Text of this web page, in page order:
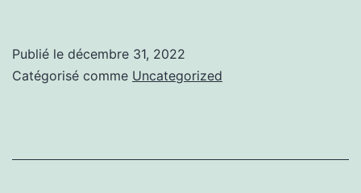
Publié le décembre 31, 2022
Catégorisé comme Uncategorized